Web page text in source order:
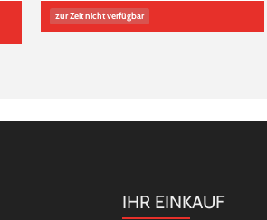
zur Zeit nicht verfügbar
IHR EINKAUF